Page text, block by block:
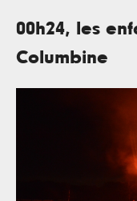
00h24, les
Columbine